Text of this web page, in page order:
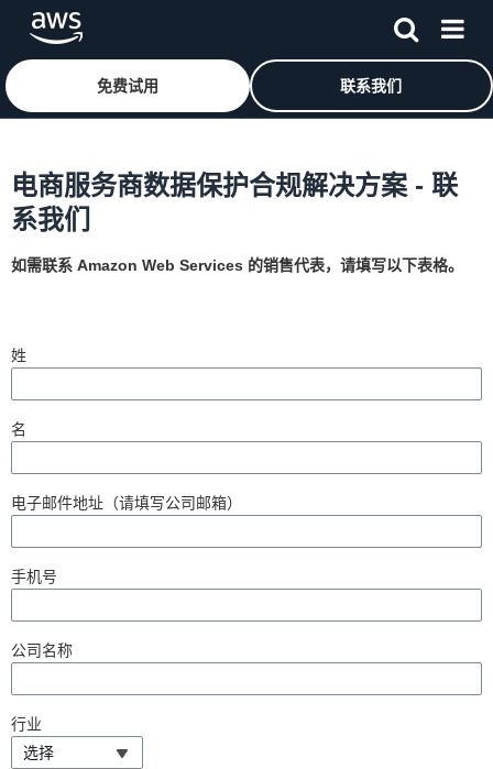
免费试用 联系我们
电商服务商数据保护合规解决方案 - 联
系我们
如需联系 Amazon Web Services 的销售代表，请填写以下表格。
姓
名
电子邮件地址（请填写公司邮箱）
手机号
公司名称
行业
选择